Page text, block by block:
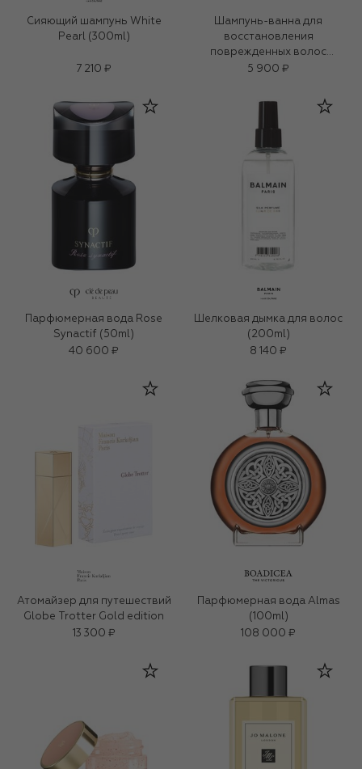
Сияющий шампунь White
Pearl (300ml)
7 210 ₽
Шампунь-ванна для
восстановления
поврежденных волос
Extentioniste (250ml)
5 900 ₽
Парфюмерная вода Rose
Synactif (50ml)
40 600 ₽
Шелковая дымка для волос
(200ml)
8 140 ₽
Атомайзер для путешествий
Globe Trotter Gold edition
13 300 ₽
Парфюмерная вода Almas
(100ml)
108 000 ₽